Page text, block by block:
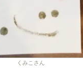
くみこさん